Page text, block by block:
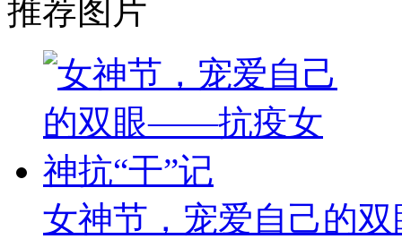
推荐图片
女神节，宠爱自己的